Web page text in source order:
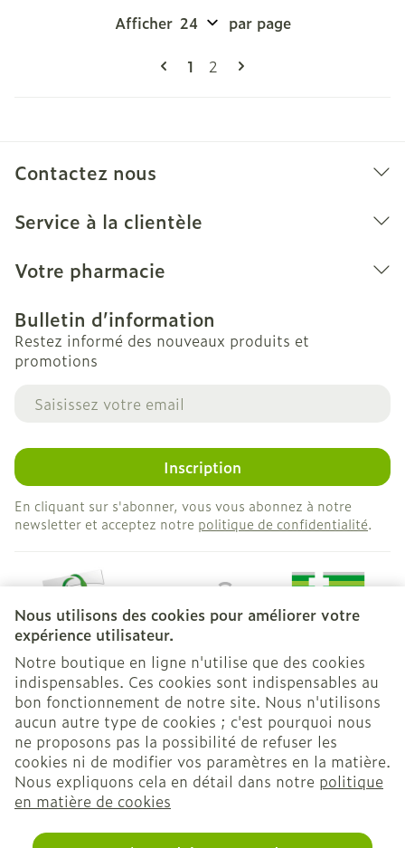
Nous utilisons des cookies pour améliorer votre
expérience utilisateur.
Notre boutique en ligne n'utilise que des cookies
indispensables. Ces cookies sont indispensables au
bon fonctionnement de notre site. Nous n'utilisons
aucun autre type de cookies ; c'est pourquoi nous
ne proposons pas la possibilité de refuser les
cookies ni de modifier vos paramètres en la matière.
Nous expliquons cela en détail dans notre politique
en matière de cookies
Pages
Vous lisez actuellement la
1 Page
2
Afficher par page
Contactez nous
Service à la clientèle
Votre pharmacie
Bulletin d’information
Restez informé des nouveaux produits et
promotions
Adresse mail
Inscription
En cliquant sur s'abonner, vous vous abonnez à notre
newsletter et acceptez notre politique de confidentialité.
Liens légaux